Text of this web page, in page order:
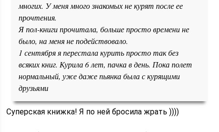
многих. У меня много знакомых не курят после ее
прочтения.
Я пол-книги прочитала, больше просто времени не
было, на меня не подействовало.
1 сентября я перестала курить просто так без
всяких книг. Курила 6 лет, пачка в день. Пока полет
нормальный, уже даже пьянка была с курящими
друзьями
Суперская книжка! Я по ней бросила жрать ))))